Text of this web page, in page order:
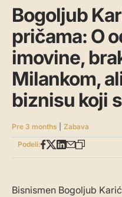
Bogoljub
pričama: O
imovine,
Milankom,
biznisu koji
Pre 3 months Zabava
Podeli:
Bisnismen Bogoljub